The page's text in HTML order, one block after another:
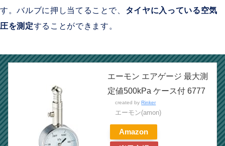
す。バルブに押し当てることで、 タイヤに入っている空気
圧を測定することができます。
エーモン エアゲージ 最大測
定値500kPa ケース付 6777
created by Rinker
エーモン(amon)
Amazon